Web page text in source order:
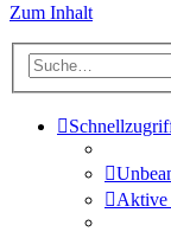
Zum Inhalt
Aktive